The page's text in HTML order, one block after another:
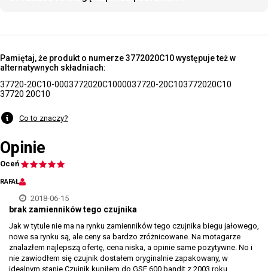
Pamiętaj, że produkt o numerze 3772020C10 występuje też w
alternatywnych składniach:
37720-20C10-0003772020C1000037720-20C103772020C10
37720 20C10
Co to znaczy?
Opinie
Oceń
RAFAŁ
2018-06-15
brak zamienników tego czujnika
Jak w tytule nie ma na rynku zamienników tego czujnika biegu jałowego,
nowe sa rynku są, ale ceny sa bardzo zróżnicowane. Na motagarze
znalazłem najlepszą ofertę, cena niska, a opinie same pozytywne. No i
nie zawiodłem się czujnik dostałem oryginalnie zapakowany, w
idealnym stanie.Czujnik kupiłem do GSF 600 bandit z 2003 roku.